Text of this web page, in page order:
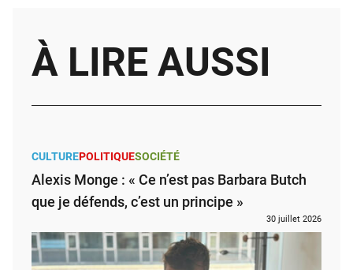
À LIRE AUSSI
CULTUREPOLITIQUESOCIÉTÉ
Alexis Monge : « Ce n’est pas Barbara Butch
que je défends, c’est un principe »
30 juillet 2026